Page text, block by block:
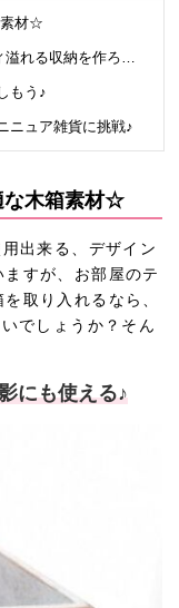
素材☆
る収納を作ろう！
もう♪
ニュア雑貨に挑戦♪
な木箱素材☆
出来る、デザイン
すが、お部屋のテ
取り入れるなら、
でしょうか？そん
にも使える♪